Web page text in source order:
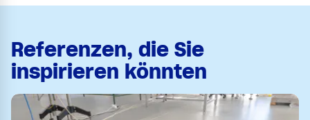
Referenzen, die Sie
inspirieren könnten